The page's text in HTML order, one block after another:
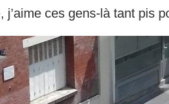
j’aime ces gens-là tant pis